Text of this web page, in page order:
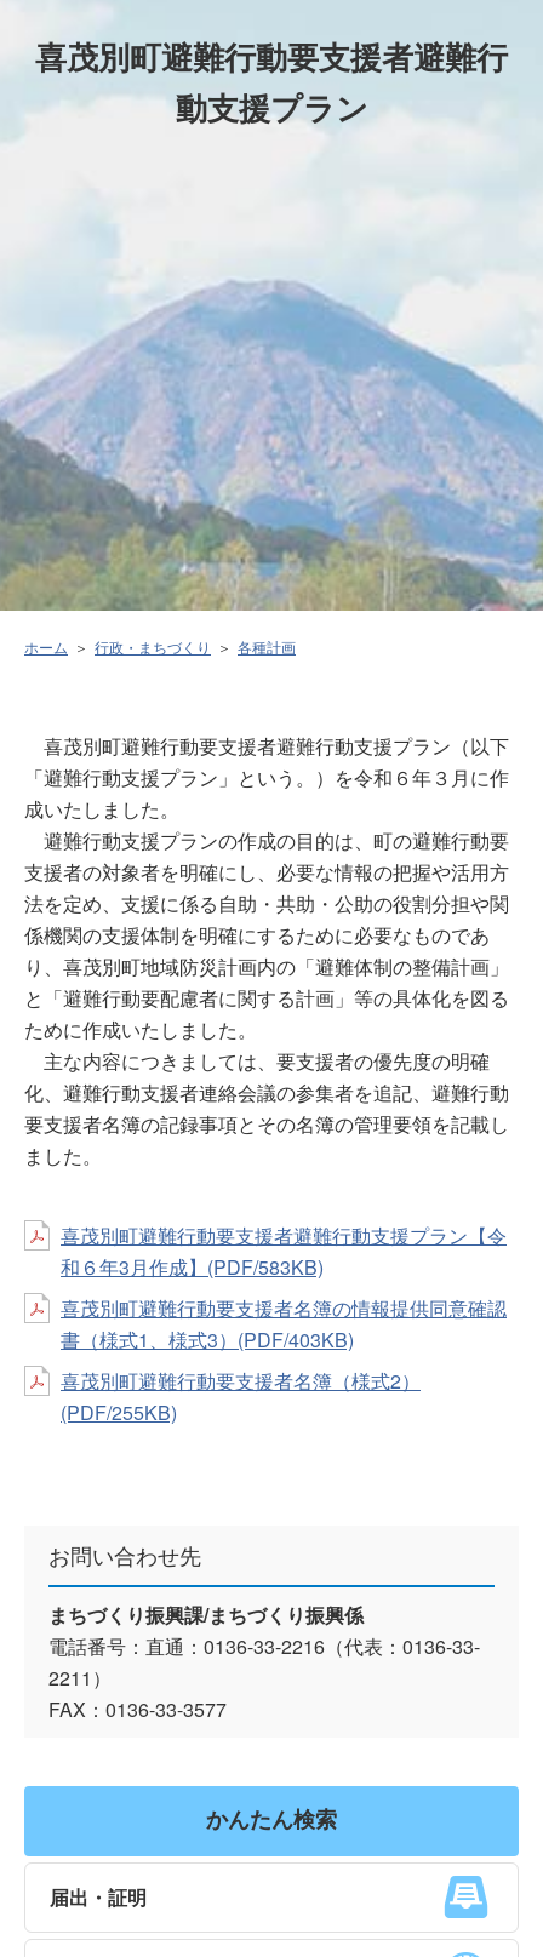
喜茂別町避難行動要支援者避難行
動支援プラン
ホーム 行政・まちづくり 各種計画
喜茂別町避難行動要支援者避難行動支援プラン（以下
「避難行動支援プラン」という。）を令和６年３月に作
成いたしました。
避難行動支援プランの作成の目的は、町の避難行動要
支援者の対象者を明確にし、必要な情報の把握や活用方
法を定め、支援に係る自助・共助・公助の役割分担や関
係機関の支援体制を明確にするために必要なものであ
り、喜茂別町地域防災計画内の「避難体制の整備計画」
と「避難行動要配慮者に関する計画」等の具体化を図る
ために作成いたしました。
主な内容につきましては、要支援者の優先度の明確
化、避難行動支援者連絡会議の参集者を追記、避難行動
要支援者名簿の記録事項とその名簿の管理要領を記載し
ました。
喜茂別町避難行動要支援者避難行動支援プラン【令
和６年3月作成】(PDF/583KB)
喜茂別町避難行動要支援者名簿の情報提供同意確認
書（様式1、様式3）(PDF/403KB)
喜茂別町避難行動要支援者名簿（様式2）
(PDF/255KB)
お問い合わせ先
まちづくり振興課/まちづくり振興係
電話番号：直通：0136-33-2216（代表：0136-33-
2211）
FAX：0136-33-3577
かんたん検索
届出・証明